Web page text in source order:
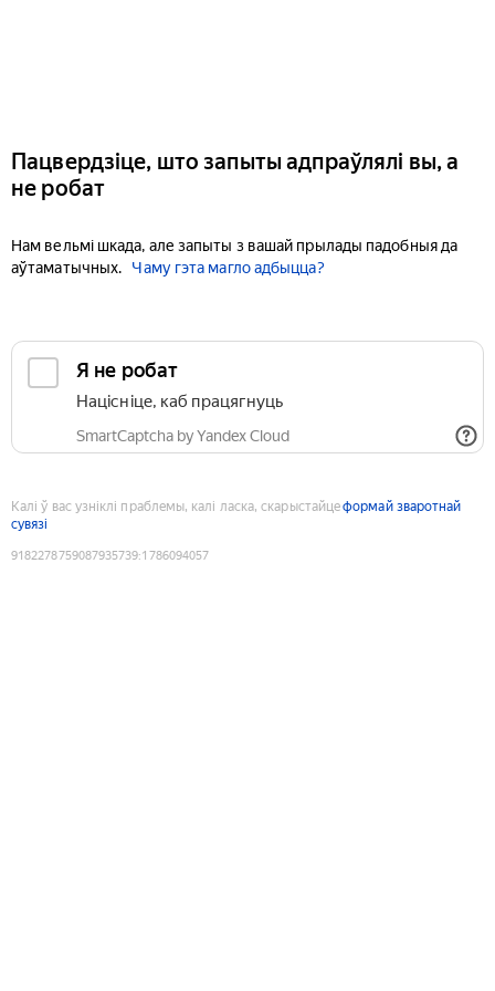
Пацвердзіце, што запыты адпраўлялі вы, а
не робат
Нам вельмі шкада, але запыты з вашай прылады падобныя да
аўтаматычных.
Чаму гэта магло адбыцца?
Я не робат
Націсніце, каб працягнуць
SmartCaptcha by Yandex Cloud
Калі ў вас узніклі праблемы, калі ласка, скарыстайцеформай зваротнай
сувязі
9182278759087935739:1786094057